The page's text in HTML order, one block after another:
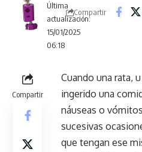
Última
actualización:
15/01/2025
06:18
Compartir
Compartir
Cuando una rata,
ingerido una
náuseas o
sucesivas
que tengan ese